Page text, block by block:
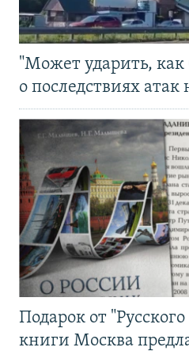
"Может ударить, как
о последствиях
Подарок от
книги Москва